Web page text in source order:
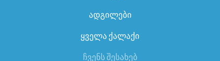
ადგილები
ყველა ქალაქი
ჩვენს შესახებ